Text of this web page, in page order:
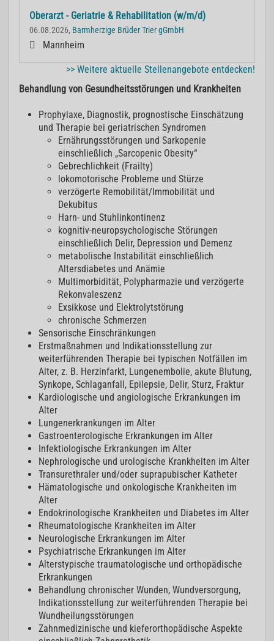
Oberarzt - Geriatrie & Rehabilitation (w/m/d)
06.08.2026, Barmherzige Brüder Trier gGmbH
Mannheim
>> Weitere aktuelle Stellenangebote entdecken!
Behandlung von Gesundheitsstörungen und Krankheiten
Prophylaxe, Diagnostik, prognostische Einschätzung
und Therapie bei geriatrischen Syndromen
Ernährungsstörungen und Sarkopenie
einschließlich „Sarcopenic Obesity“
Gebrechlichkeit (Frailty)
lokomotorische Probleme und Stürze
verzögerte Remobilität/Immobilität und
Dekubitus
Harn- und Stuhlinkontinenz
kognitiv-neuropsychologische Störungen
einschließlich Delir, Depression und Demenz
metabolische Instabilität einschließlich
Altersdiabetes und Anämie
Multimorbidität, Polypharmazie und verzögerte
Rekonvaleszenz
Exsikkose und Elektrolytstörung
chronische Schmerzen
Sensorische Einschränkungen
Erstmaßnahmen und Indikationsstellung zur
weiterführenden Therapie bei typischen Notfällen im
Alter, z. B. Herzinfarkt, Lungenembolie, akute Blutung,
Synkope, Schlaganfall, Epilepsie, Delir, Sturz, Fraktur
Kardiologische und angiologische Erkrankungen im
Alter
Lungenerkrankungen im Alter
Gastroenterologische Erkrankungen im Alter
Infektiologische Erkrankungen im Alter
Nephrologische und urologische Krankheiten im Alter
Transurethraler und/oder suprapubischer Katheter
Hämatologische und onkologische Krankheiten im
Alter
Endokrinologische Krankheiten und Diabetes im Alter
Rheumatologische Krankheiten im Alter
Neurologische Erkrankungen im Alter
Psychiatrische Erkrankungen im Alter
Alterstypische traumatologische und orthopädische
Erkrankungen
Behandlung chronischer Wunden, Wundversorgung,
Indikationsstellung zur weiterführenden Therapie bei
Wundheilungsstörungen
Zahnmedizinische und kieferorthopädische Aspekte